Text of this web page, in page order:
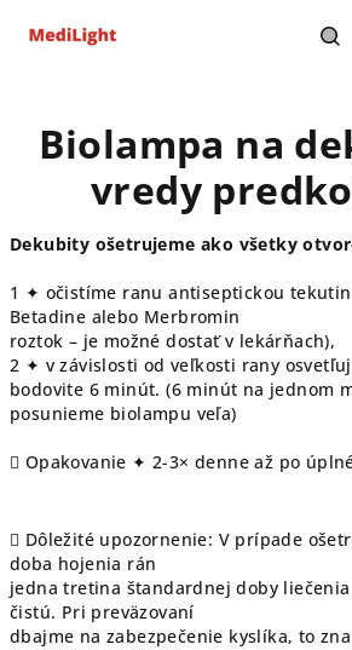
Biolampa na
vredy
Dekubity ošetrujeme ako všetky
1 ✦ očistíme ranu antiseptickou
Betadine alebo Merbromin
roztok – je možné dostať v lekárňach),
2 ✦ v závislosti od veľkosti rany
bodovite 6 minút. (6 minút na jednom
posunieme biolampu veľa)
 Opakovanie ✦ 2-3× denne až po
 Dôležité upozornenie: V prípade
doba hojenia rán
jedna tretina štandardnej doby
čistú. Pri preväzovaní
dbajme na zabezpečenie kyslíka, to